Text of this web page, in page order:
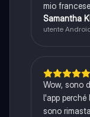
mio
Samantha
utente
Wow, sono
l'app
sono